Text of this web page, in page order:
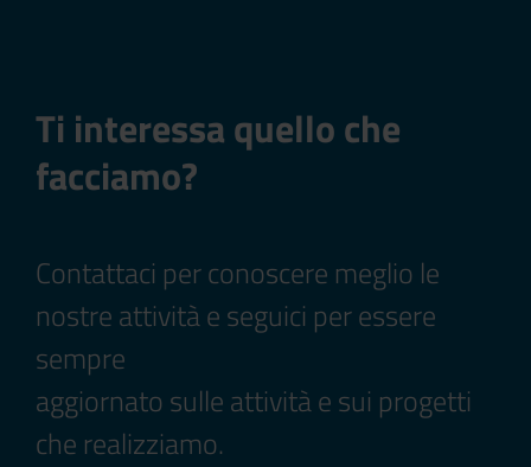
Ti interessa quello che
facciamo?
Contattaci per conoscere meglio le
nostre attività e seguici per essere
sempre
aggiornato sulle attività e sui progetti
che realizziamo.